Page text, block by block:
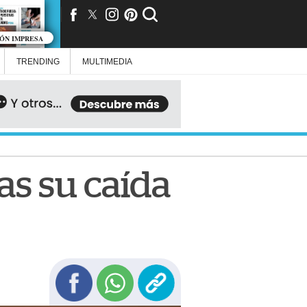
IMPRESA
TRENDING MULTIMEDIA
su caída